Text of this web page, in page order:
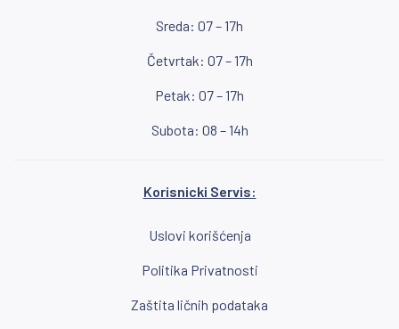
Sreda: 07 – 17h
Četvrtak: 07 – 17h
Petak: 07 – 17h
Subota: 08 – 14h
Korisnicki Servis:
Uslovi korišćenja
Politika Privatnosti
Zaštita ličnih podataka